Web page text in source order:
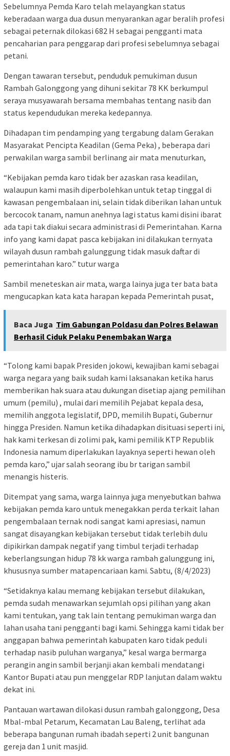
Sebelumnya Pemda Karo telah melayangkan status
keberadaan warga dua dusun menyarankan agar beralih profesi
sebagai peternak dilokasi 682 H sebagai pengganti mata
pencaharian para penggarap dari profesi sebelumnya sebagai
petani.
Dengan tawaran tersebut, penduduk pemukiman dusun
Rambah Galonggong yang dihuni sekitar 78 KK berkumpul
seraya musyawarah bersama membahas tentang nasib dan
status kependudukan mereka kedepannya.
Dihadapan tim pendamping yang tergabung dalam Gerakan
Masyarakat Pencipta Keadilan (Gema Peka) , beberapa dari
perwakilan warga sambil berlinang air mata menuturkan,
“Kebijakan pemda karo tidak ber azaskan rasa keadilan,
walaupun kami masih diperbolehkan untuk tetap tinggal di
kawasan pengembalaan ini, selain tidak diberikan lahan untuk
bercocok tanam, namun anehnya lagi status kami disini ibarat
ada tapi tak diakui secara administrasi di Pemerintahan. Karna
info yang kami dapat pasca kebijakan ini dilakukan ternyata
wilayah dusun rambah galunggung tidak masuk daftar di
pemerintahan karo.” tutur warga
Sambil meneteskan air mata, warga lainya juga ter bata bata
mengucapkan kata kata harapan kepada Pemerintah pusat,
Baca Juga Tim Gabungan Poldasu dan Polres Belawan
Berhasil Ciduk Pelaku Penembakan Warga
“Tolong kami bapak Presiden jokowi, kewajiban kami sebagai
warga negara yang baik sudah kami laksanakan ketika harus
memberikan hak suara atau dukungan disetiap ajang pemilihan
umum (pemilu) , mulai dari memilih Pejabat kepala desa,
memilih anggota legislatif, DPD, memilih Bupati, Gubernur
hingga Presiden. Namun ketika dihadapkan disituasi seperti ini,
hak kami terkesan di zolimi pak, kami pemilik KTP Republik
Indonesia namum diperlakukan layaknya seperti hewan oleh
pemda karo,” ujar salah seorang ibu br tarigan sambil
menangis histeris.
Ditempat yang sama, warga lainnya juga menyebutkan bahwa
kebijakan pemda karo untuk menegakkan perda terkait lahan
pengembalaan ternak nodi sangat kami apresiasi, namun
sangat disayangkan kebijakan tersebut tidak terlebih dulu
dipikirkan dampak negatif yang timbul terjadi terhadap
keberlangsungan hidup 78 kk warga rambah galunggung ini,
khususnya sumber matapencariaan kami. Sabtu, (8/4/2023)
“Setidaknya kalau memang kebijakan tersebut dilakukan,
pemda sudah menawarkan sejumlah opsi pilihan yang akan
kami tentukan, yang tak lain tentang pemukiman warga dan
lahan usaha tani pengganti bagi kami. Sehingga kami tidak ber
anggapan bahwa pemerintah kabupaten karo tidak peduli
terhadap nasib puluhan warganya,” kesal warga bermarga
perangin angin sambil berjanji akan kembali mendatangi
Kantor Bupati atau pun menggelar RDP lanjutan dalam waktu
dekat ini.
Pantauan wartawan dilokasi dusun rambah galonggong, Desa
Mbal-mbal Petarum, Kecamatan Lau Baleng, terlihat ada
beberapa bangunan rumah ibadah seperti 2 unit bangunan
gereja dan 1 unit masjid.